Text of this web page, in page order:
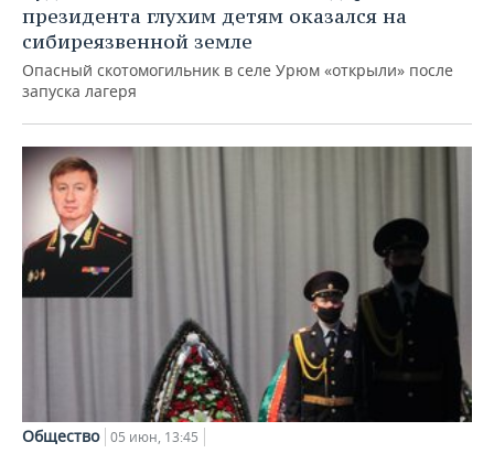
президента глухим детям оказался на
сибиреязвенной земле
Опасный скотомогильник в селе Урюм «открыли» после
запуска лагеря
Общество 05 июн, 13:45